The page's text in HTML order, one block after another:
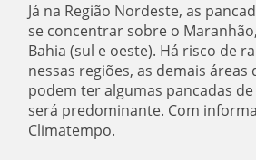
Já na Região Nordeste, as
se concentrar sobre o
Bahia (sul e oeste). Há risco de
nessas regiões, as demais
podem ter algumas pancadas
será predominante. Com
Climatempo.